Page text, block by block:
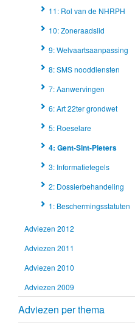
11: Rol van de NHRPH
10: Zoneraadslid
9: Welvaartsaanpassing
8: SMS nooddiensten
7: Aanwervingen
6: Art 22ter grondwet
5: Roeselare
4: Gent-Sint-Pieters
3: Informatietegels
2: Dossierbehandeling
1: Beschermingsstatuten
Adviezen 2012
Adviezen 2011
Adviezen 2010
Adviezen 2009
Adviezen per thema